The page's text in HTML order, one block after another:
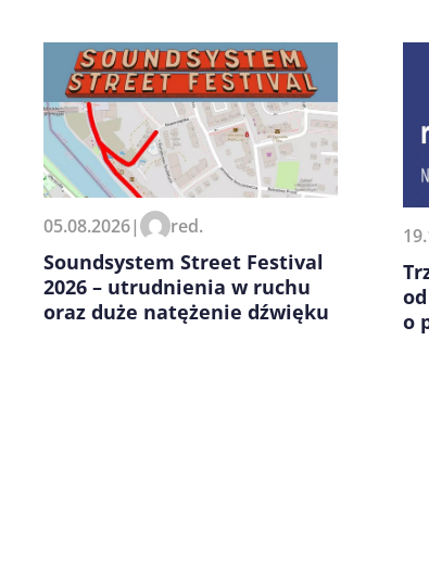
Zapamiętaj moje dane
kolejnych komentarzy.
05.08.2026| red.
Soundsystem Street Festival
2026 – utrudnienia w ruchu
oraz duże natężenie dźwięku
o